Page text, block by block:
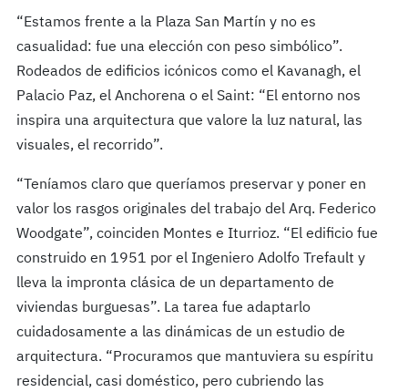
“Estamos frente a la Plaza San Martín y no es
casualidad: fue una elección con peso simbólico”.
Rodeados de edificios icónicos como el Kavanagh, el
Palacio Paz, el Anchorena o el Saint: “El entorno nos
inspira una arquitectura que valore la luz natural, las
visuales, el recorrido”.
“Teníamos claro que queríamos preservar y poner en
valor los rasgos originales del trabajo del Arq. Federico
Woodgate”, coinciden Montes e Iturrioz. “El edificio fue
construido en 1951 por el Ingeniero Adolfo Trefault y
lleva la impronta clásica de un departamento de
viviendas burguesas”. La tarea fue adaptarlo
cuidadosamente a las dinámicas de un estudio de
arquitectura. “Procuramos que mantuviera su espíritu
residencial, casi doméstico, pero cubriendo las